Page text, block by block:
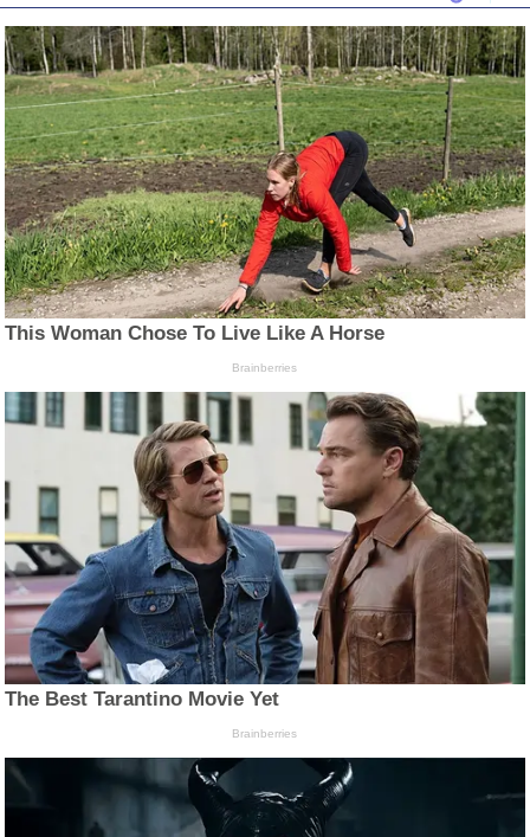
This Woman Chose To Live Like A Horse
Brainberries
The Best Tarantino Movie Yet
Brainberries